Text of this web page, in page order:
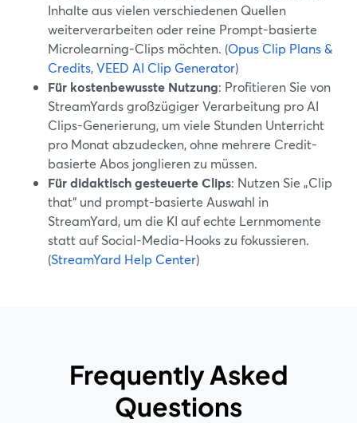
Inhalte aus vielen verschiedenen Quellen
weiterverarbeiten oder reine Prompt-basierte
Microlearning-Clips möchten. (Opus Clip Plans &
Credits,VEED AI Clip Generator)
Für kostenbewusste Nutzung: Profitieren Sie von
StreamYards großzügiger Verarbeitung pro AI
Clips-Generierung, um viele Stunden Unterricht
pro Monat abzudecken, ohne mehrere Credit-
basierte Abos jonglieren zu müssen.
Für didaktisch gesteuerte Clips: Nutzen Sie „Clip
that“ und prompt-basierte Auswahl in
StreamYard, um die KI auf echte Lernmomente
statt auf Social-Media-Hooks zu fokussieren.
(StreamYard Help Center)
Frequently Asked
Questions